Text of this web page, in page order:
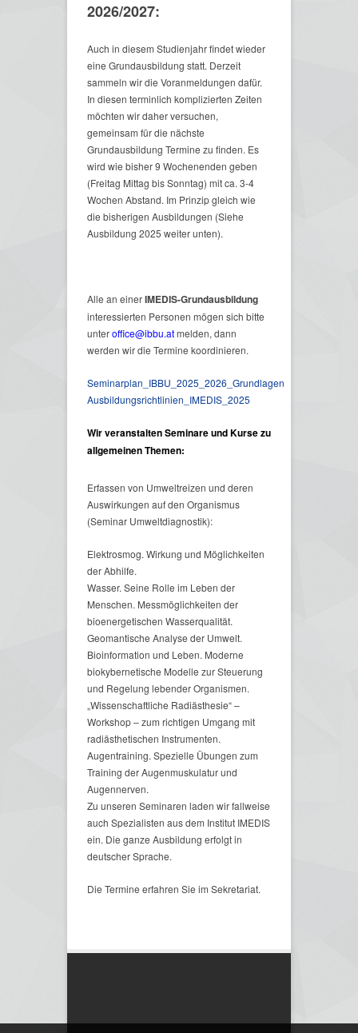
2026/2027:
Auch in diesem Studienjahr findet wieder
eine Grundausbildung statt. Derzeit
sammeln wir die Voranmeldungen dafür.
In diesen terminlich komplizierten Zeiten
möchten wir daher versuchen,
gemeinsam für die nächste
Grundausbildung Termine zu finden. Es
wird wie bisher 9 Wochenenden geben
(Freitag Mittag bis Sonntag) mit ca. 3-4
Wochen Abstand. Im Prinzip gleich wie
die bisherigen Ausbildungen (Siehe
Ausbildung 2025 weiter unten).
Alle an einerIMEDIS-Grundausbildung
interessierten Personen mögen sich bitte
unteroffice@ibbu.atmelden, dann
werden wir die Termine koordinieren.
Seminarplan_IBBU_2025_2026_Grundlagen
Ausbildungsrichtlinien_IMEDIS_2025
Wir veranstalten Seminare und Kurse zu
allgemeinen Themen:
Erfassen von Umweltreizen und deren
Auswirkungen auf den Organismus
(Seminar Umweltdiagnostik):
Elektrosmog. Wirkung und Möglichkeiten
der Abhilfe.
Wasser. Seine Rolle im Leben der
Menschen. Messmöglichkeiten der
bioenergetischen Wasserqualität.
Geomantische Analyse der Umwelt.
Bioinformation und Leben. Moderne
biokybernetische Modelle zur Steuerung
und Regelung lebender Organismen.
„Wissenschaftliche Radiästhesie“ –
Workshop – zum richtigen Umgang mit
radiästhetischen Instrumenten.
Augentraining. Spezielle Übungen zum
Training der Augenmuskulatur und
Augennerven.
Zu unseren Seminaren laden wir fallweise
auch Spezialisten aus dem Institut IMEDIS
ein. Die ganze Ausbildung erfolgt in
deutscher Sprache.
Die Termine erfahren Sie im Sekretariat.